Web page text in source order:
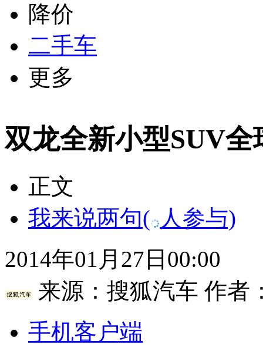
降价
二手车
更多
双龙全新小型SUV全
正文
我来说两句( 人参与)
2014年01月27日00:00
来源： 搜狐汽车 作者
手机客户端